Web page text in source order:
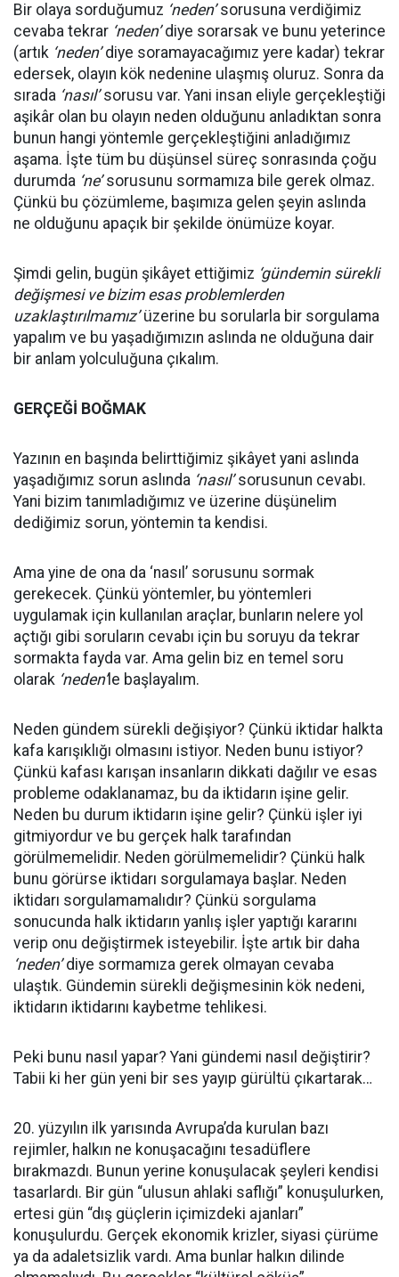
Bir olaya sorduğumuz ‘neden’sorusuna verdiğimiz
cevaba tekrar ‘neden’diye sorarsak ve bunu yeterince
(artık ‘neden’diye soramayacağımız yere kadar) tekrar
edersek, olayın kök nedenine ulaşmış oluruz. Sonra da
sırada ‘nasıl’sorusu var. Yani insan eliyle gerçekleştiği
aşikâr olan bu olayın neden olduğunu anladıktan sonra
bunun hangi yöntemle gerçekleştiğini anladığımız
aşama. İşte tüm bu düşünsel süreç sonrasında çoğu
durumda ‘ne’sorusunu sormamıza bile gerek olmaz.
Çünkü bu çözümleme, başımıza gelen şeyin aslında
ne olduğunu apaçık bir şekilde önümüze koyar.
Şimdi gelin, bugün şikâyet ettiğimiz ‘gündemin sürekli
değişmesi ve bizim esas problemlerden
uzaklaştırılmamız’üzerine bu sorularla bir sorgulama
yapalım ve bu yaşadığımızın aslında ne olduğuna dair
bir anlam yolculuğuna çıkalım.
GERÇEĞİ BOĞMAK
Yazının en başında belirttiğimiz şikâyet yani aslında
yaşadığımız sorun aslında ‘nasıl’sorusunun cevabı.
Yani bizim tanımladığımız ve üzerine düşünelim
dediğimiz sorun, yöntemin ta kendisi.
Ama yine de ona da ‘nasıl’ sorusunu sormak
gerekecek. Çünkü yöntemler, bu yöntemleri
uygulamak için kullanılan araçlar, bunların nelere yol
açtığı gibi soruların cevabı için bu soruyu da tekrar
sormakta fayda var. Ama gelin biz en temel soru
olarak ‘neden’le başlayalım.
Neden gündem sürekli değişiyor? Çünkü iktidar halkta
kafa karışıklığı olmasını istiyor. Neden bunu istiyor?
Çünkü kafası karışan insanların dikkati dağılır ve esas
probleme odaklanamaz, bu da iktidarın işine gelir.
Neden bu durum iktidarın işine gelir? Çünkü işler iyi
gitmiyordur ve bu gerçek halk tarafından
görülmemelidir. Neden görülmemelidir? Çünkü halk
bunu görürse iktidarı sorgulamaya başlar. Neden
iktidarı sorgulamamalıdır? Çünkü sorgulama
sonucunda halk iktidarın yanlış işler yaptığı kararını
verip onu değiştirmek isteyebilir. İşte artık bir daha
‘neden’diye sormamıza gerek olmayan cevaba
ulaştık. Gündemin sürekli değişmesinin kök nedeni,
iktidarın iktidarını kaybetme tehlikesi.
Peki bunu nasıl yapar? Yani gündemi nasıl değiştirir?
Tabii ki her gün yeni bir ses yayıp gürültü çıkartarak…
20. yüzyılın ilk yarısında Avrupa’da kurulan bazı
rejimler, halkın ne konuşacağını tesadüflere
bırakmazdı. Bunun yerine konuşulacak şeyleri kendisi
tasarlardı. Bir gün “ulusun ahlaki saflığı” konuşulurken,
ertesi gün “dış güçlerin içimizdeki ajanları”
konuşulurdu. Gerçek ekonomik krizler, siyasi çürüme
ya da adaletsizlik vardı. Ama bunlar halkın dilinde